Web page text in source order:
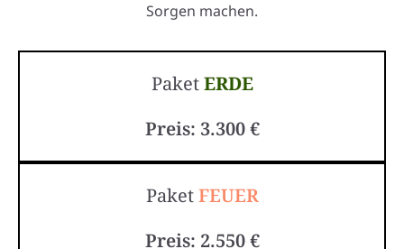
Sorgen machen.
PaketERDE
Preis: 3.300 €
PaketFEUER
Preis: 2.550 €